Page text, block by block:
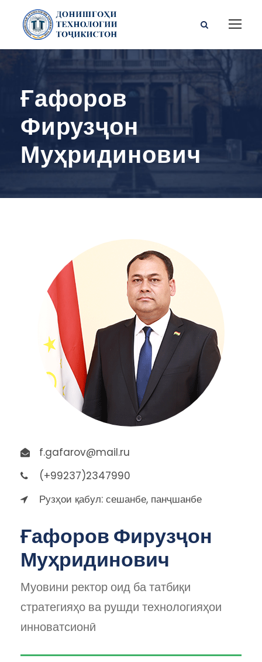
Ғафоров
Фирузҷон
Муҳридинович
f.gafarov@mail.ru
(+99237)2347990
Рузҳои қабул: сешанбе, панҷшанбе
Ғафоров Фирузҷон
Муҳридинович
Муовини ректор оид ба татбиқи
стратегияҳо ва рушди технологияҳои
инноватсионӣ